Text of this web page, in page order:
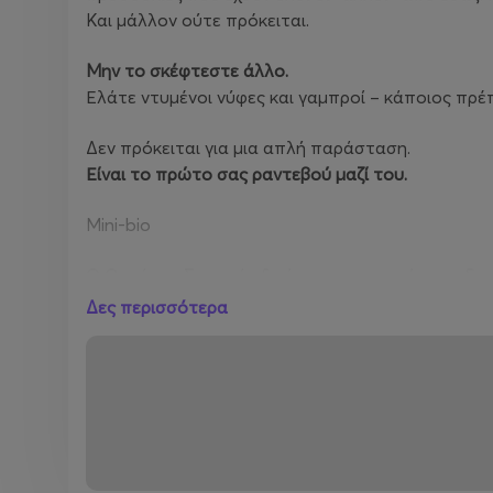
Και μάλλον ούτε πρόκειται.
Μην το σκέφτεστε άλλο.
Ελάτε ντυμένοι νύφες και γαμπροί – κάποιος
Δεν πρόκειται για μια απλή παράσταση.
Είναι το πρώτο σας ραντεβού μαζί του.
Μini-bio
διαδίκτυο. Σήμερα είναι ιδιαίτερα ενεργός στο
Παράλληλα, δραστηριοποιείται επαγγελματικά
Δες περισσότερα